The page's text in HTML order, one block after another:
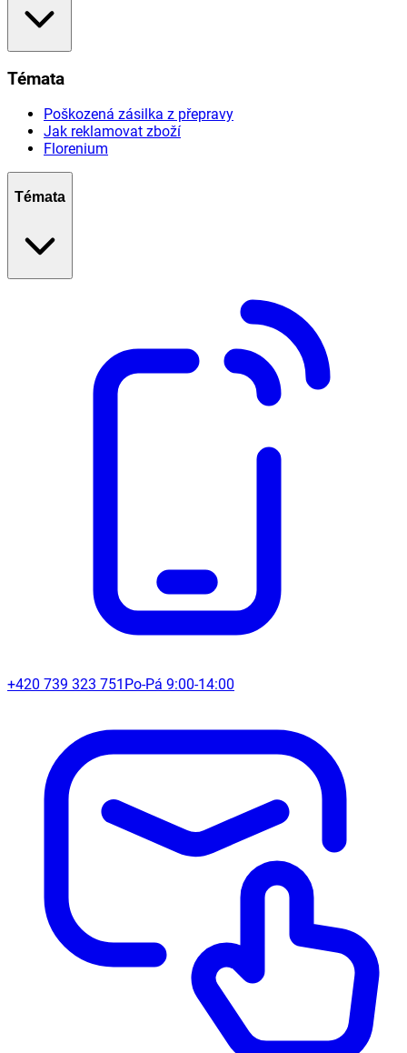
Témata
Poškozená zásilka z přepravy
Jak reklamovat zboží
Florenium
Témata
+420 739 323 751 Po-Pá 9:00-14:00